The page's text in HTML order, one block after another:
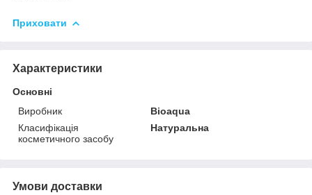
Приховати
Характеристики
Основні
Виробник
Bioaqua
Класифікація
косметичного засобу
Натуральна
Умови доставки